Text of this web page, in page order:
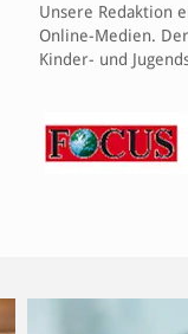
Unsere Redaktion
Online-Medien.
Kinder- und